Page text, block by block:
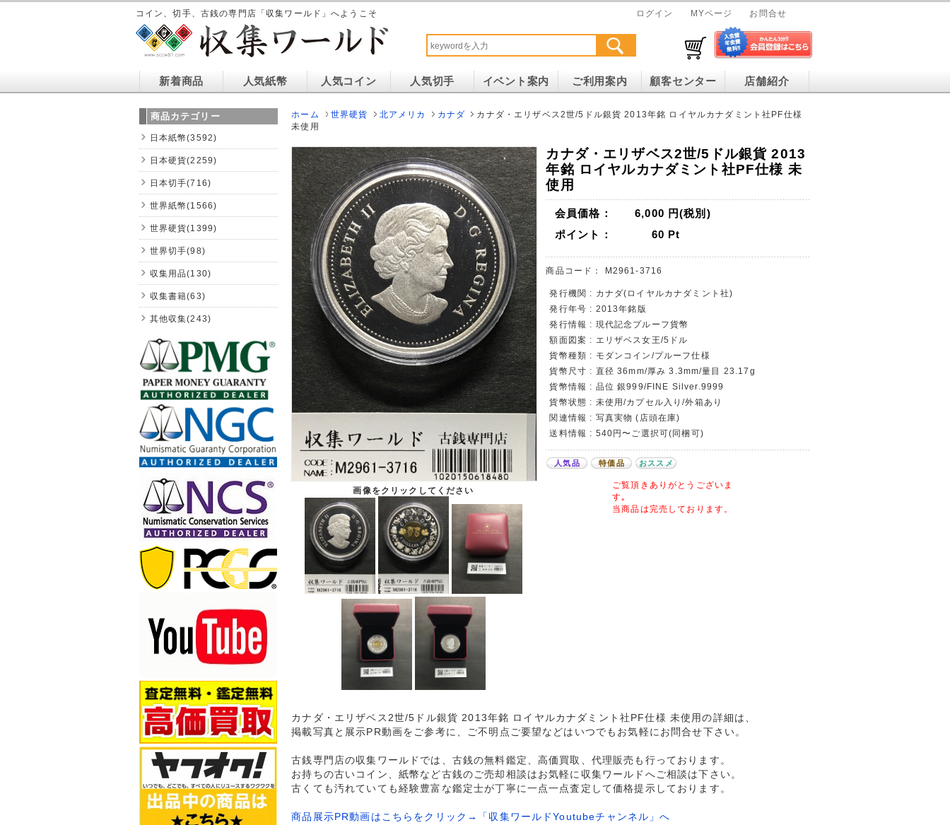
コイン、切手、古銭の専門店「収集ワールド」へようこそ ログイン MYページ お問合せ
新着商品 人気紙幣 人気コイン 人気切手 イベント案内 ご利用案内 顧客センター 店舗紹介
ホーム 世界硬貨 北アメリカ カナダ
カナダ・エリザベス2世/5ドル銀貨 2013年銘 ロイヤルカナダミント社PF仕様
未使用
画像をクリックしてください
カナダ・エリザベス2世/5ドル銀貨 2013
年銘 ロイヤルカナダミント社PF仕様 未
使用
会員価格： 6,000 円(税別)
ポイント：
60 Pt
商品コード： M2961-3716
発行機関 : カナダ(ロイヤルカナダミント社)
発行年号 : 2013年銘版
発行情報 : 現代記念プルーフ貨幣
額面図案 : エリザベス女王/5ドル
貨幣種類 : モダンコイン/プルーフ仕様
貨幣尺寸 : 直径 36mm/厚み 3.3mm/量目 23.17g
貨幣情報 : 品位 銀999/FINE Silver.9999
貨幣状態 : 未使用/カプセル入り/外箱あり
関連情報 : 写真実物 (店頭在庫)
送料情報 : 540円〜ご選択可(同梱可)
人気品 特価品 おススメ
ご覧頂きありがとうございま
す｡
当商品は完売しております。
カナダ・エリザベス2世/5ドル銀貨 2013年銘 ロイヤルカナダミント社PF仕様 未使用の詳細は、
掲載写真と展示PR動画をご参考に、ご不明点ご要望などはいつでもお気軽にお問合せ下さい。
古銭専門店の収集ワールドでは、古銭の無料鑑定、高価買取、代理販売も行っております。
お持ちの古いコイン、紙幣など古銭のご売却相談はお気軽に収集ワールドへご相談は下さい。
古くても汚れていても経験豊富な鑑定士が丁寧に一点一点査定して価格提示しております。
商品展示PR動画はこちらをクリック→「収集ワールドYoutubeチャンネル」へ
商品カテゴリー
日本紙幣(3592)
日本硬貨(2259)
日本切手(716)
世界紙幣(1566)
世界硬貨(1399)
世界切手(98)
収集用品(130)
収集書籍(63)
其他収集(243)